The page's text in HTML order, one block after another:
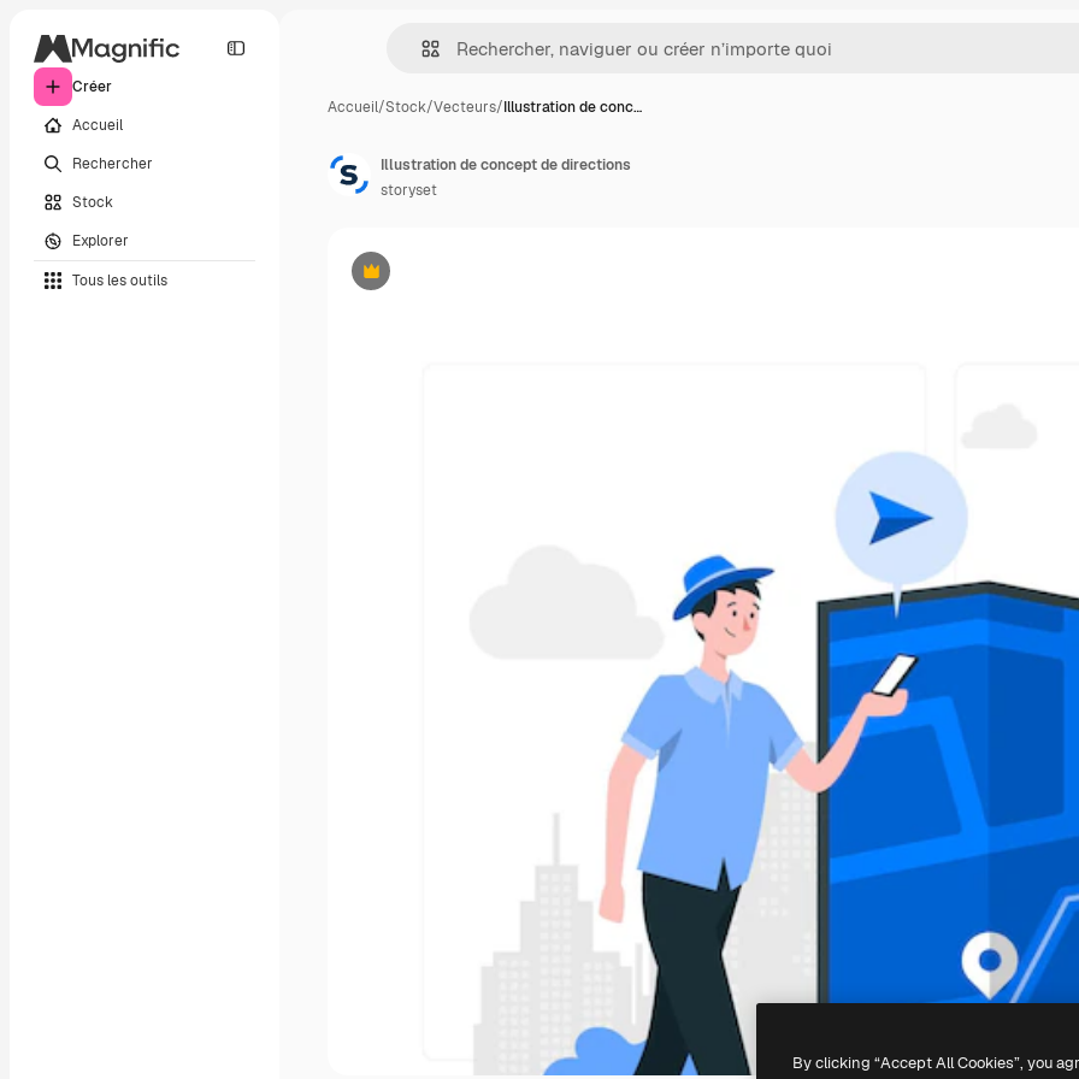
Créer
Accueil
Rechercher
Stock
Explorer
Tous les outils
Accueil/Stock/Vecteurs/Illustration de conc…
Premium
Illustration de concept de directions
storyset
By clicking “Accept All Cookies”, you